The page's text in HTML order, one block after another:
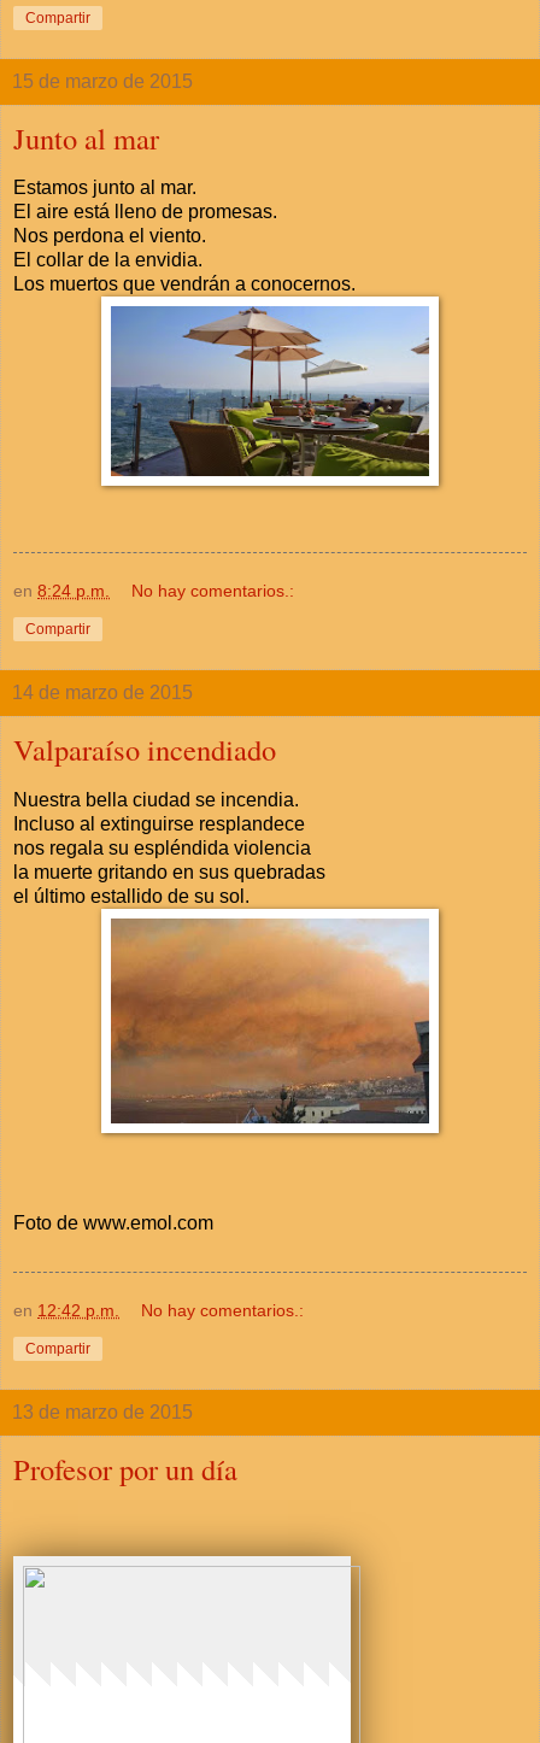
Compartir
15 de marzo de 2015
Junto al mar
Estamos junto al mar.
El aire está lleno de promesas.
Nos perdona el viento.
El collar de la envidia.
Los muertos que vendrán a conocernos.
en 8:24 p.m. No hay comentarios.:
Compartir
14 de marzo de 2015
Valparaíso incendiado
Nuestra bella ciudad se incendia.
Incluso al extinguirse resplandece
nos regala su espléndida violencia
la muerte gritando en sus quebradas
el último estallido de su sol.
Foto de www.emol.com
en 12:42 p.m. No hay comentarios.:
Compartir
13 de marzo de 2015
Profesor por un día